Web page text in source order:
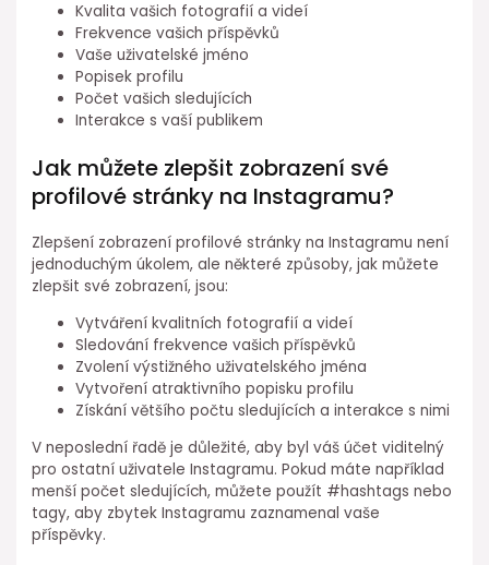
Kvalita vašich fotografií a videí
Frekvence vašich příspěvků
Vaše uživatelské jméno
Popisek profilu
Počet vašich sledujících
Interakce s vaší publikem
Jak můžete zlepšit zobrazení své
profilové stránky na Instagramu?
Zlepšení zobrazení profilové stránky na Instagramu není
jednoduchým úkolem, ale některé způsoby, jak můžete
zlepšit své zobrazení, jsou:
Vytváření kvalitních fotografií a videí
Sledování frekvence vašich příspěvků
Zvolení výstižného uživatelského jména
Vytvoření atraktivního popisku profilu
Získání většího počtu sledujících a interakce s nimi
V neposlední řadě je důležité, aby byl váš účet viditelný
pro ostatní uživatele Instagramu. Pokud máte například
menší počet sledujících, můžete použít #hashtags nebo
tagy, aby zbytek Instagramu zaznamenal vaše
příspěvky.